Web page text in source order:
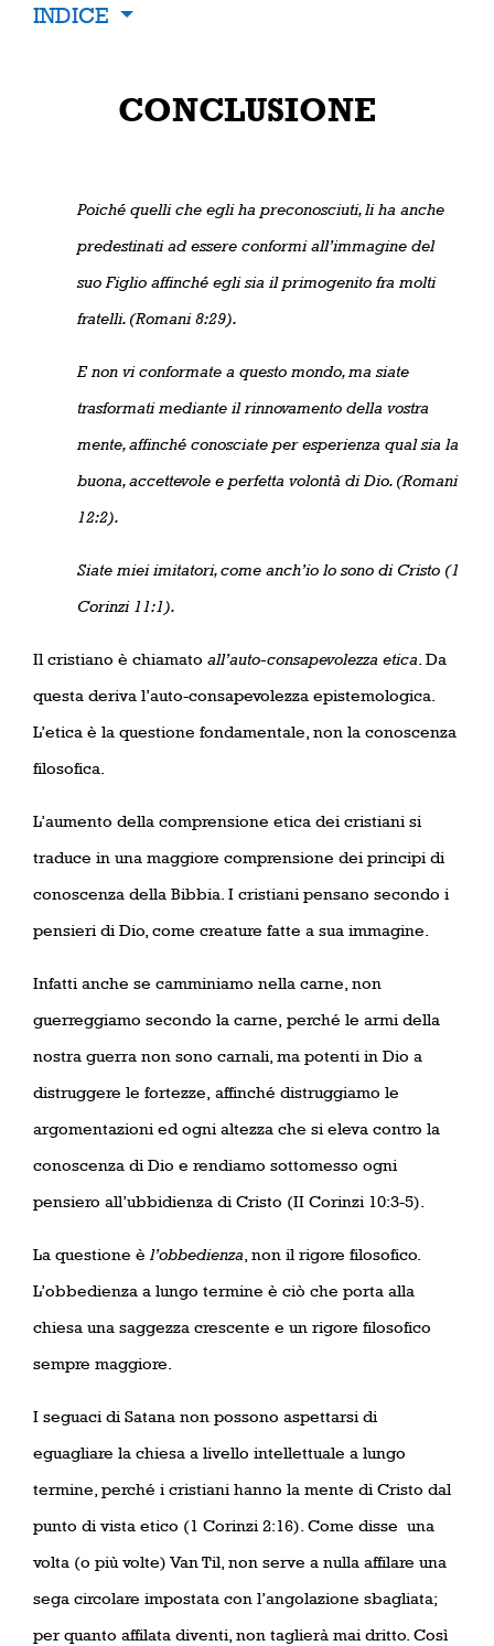
INDICE
CONCLUSIONE
Poiché quelli che egli ha preconosciuti, li ha anche
predestinati ad essere conformi all’immagine del
suo Figlio affinché egli sia il primogenito fra molti
fratelli. (Romani 8:29).
E non vi conformate a questo mondo, ma siate
trasformati mediante il rinnovamento della vostra
mente, affinché conosciate per esperienza qual sia la
buona, accettevole e perfetta volontà di Dio. (Romani
12:2).
Siate miei imitatori, come anch’io lo sono di Cristo (1
Corinzi 11:1).
Il cristiano è chiamato all’auto-consapevolezza etica . Da
questa deriva l’auto-consapevolezza epistemologica.
L’etica è la questione fondamentale, non la conoscenza
filosofica.
L’aumento della comprensione etica dei cristiani si
traduce in una maggiore comprensione dei principi di
conoscenza della Bibbia. I cristiani pensano secondo i
pensieri di Dio, come creature fatte a sua immagine.
Infatti anche se camminiamo nella carne, non
guerreggiamo secondo la carne, perché le armi della
nostra guerra non sono carnali, ma potenti in Dio a
distruggere le fortezze, affinché distruggiamo le
argomentazioni ed ogni altezza che si eleva contro la
conoscenza di Dio e rendiamo sottomesso ogni
pensiero all’ubbidienza di Cristo (II Corinzi 10:3-5).
La questione è l’obbedienza , non il rigore filosofico.
L’obbedienza a lungo termine è ciò che porta alla
chiesa una saggezza crescente e un rigore filosofico
sempre maggiore.
I seguaci di Satana non possono aspettarsi di
eguagliare la chiesa a livello intellettuale a lungo
termine, perché i cristiani hanno la mente di Cristo dal
punto di vista etico (1 Corinzi 2:16). Come disse una
volta (o più volte) Van Til, non serve a nulla affilare una
sega circolare impostata con l’angolazione sbagliata;
per quanto affilata diventi, non taglierà mai dritto. Così